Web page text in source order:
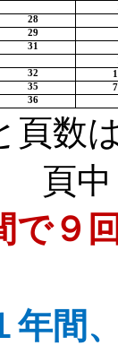
28
29
31
32
35 7
36
頁数
頁中
で９回
間、